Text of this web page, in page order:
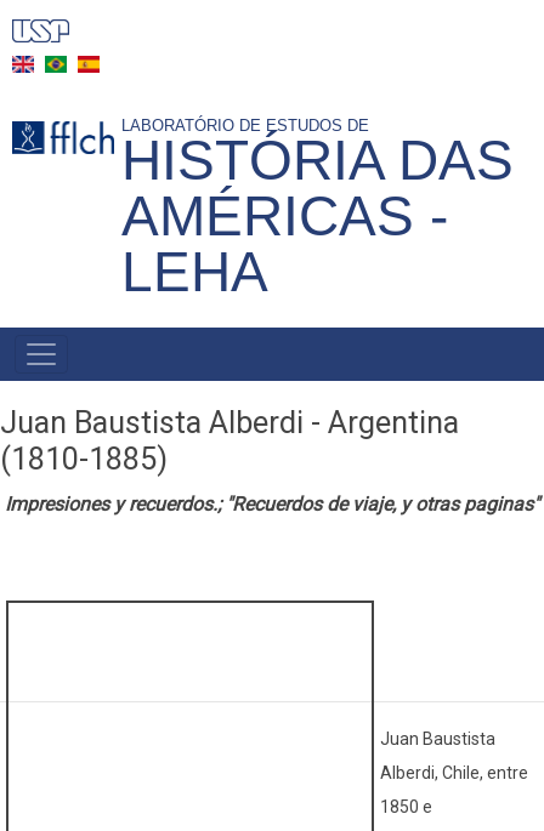
Pasar
principal
LABORATÓRIO DE ESTUDOS DE
HISTÓRIA DAS
AMÉRICAS -
LEHA
NAVEGAÇÃO
PRINCIPAL
Juan Baustista Alberdi - Argentina
(1810-1885)
Impresiones y recuerdos.; "Recuerdos de viaje, y otras paginas"
Juan Baustista
Alberdi, Chile, entre
1850 e